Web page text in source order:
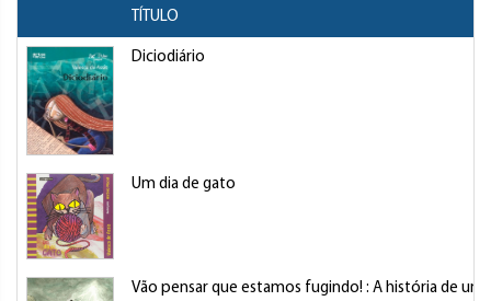
TÍTULO
Diciodiário
Um dia de gato
Vão pensar que estamos fugindo! : A história de